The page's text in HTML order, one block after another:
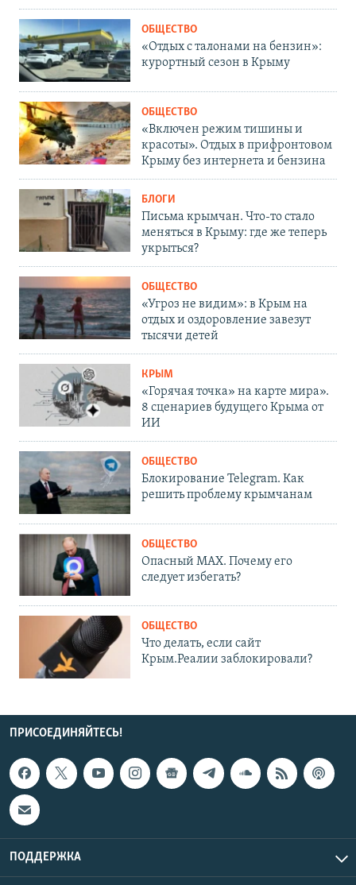
ОБЩЕСТВО
«Отдых с талонами на бензин»:
курортный сезон в Крыму
ОБЩЕСТВО
«Включен режим тишины и
красоты». Отдых в прифронтовом
Крыму без интернета и бензина
БЛОГИ
Письма крымчан. Что-то стало
меняться в Крыму: где же теперь
укрыться?
ОБЩЕСТВО
«Угроз не видим»: в Крым на
отдых и оздоровление завезут
тысячи детей
КРЫМ
«Горячая точка» на карте мира».
8 сценариев будущего Крыма от
ИИ
ОБЩЕСТВО
Блокирование Telegram. Как
решить проблему крымчанам
ОБЩЕСТВО
Опасный MAX. Почему его
следует избегать?
ОБЩЕСТВО
Что делать, если сайт
Крым.Реалии заблокировали?
ПРИСОЕДИНЯЙТЕСЬ!
ПОДДЕРЖКА